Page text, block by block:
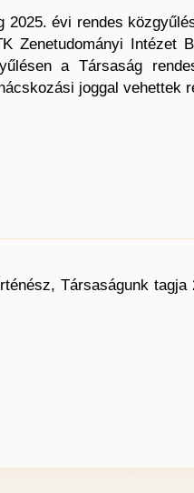
2025. évi rendes
Zenetudományi Intézet
a Társaság
joggal vehettek
Társaságunk tagja